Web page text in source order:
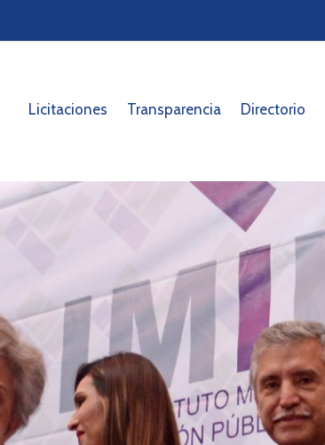
Licitaciones Transparencia Directorio